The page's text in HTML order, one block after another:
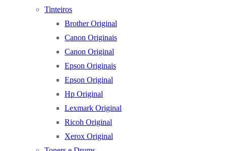
Tinteiros
Brother Original
Canon Originais
Canon Original
Epson Originais
Epson Original
Hp Original
Lexmark Original
Ricoh Original
Xerox Original